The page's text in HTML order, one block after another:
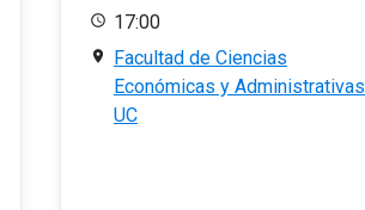
17:00
Facultad de Ciencias
Económicas y Administrativas
UC